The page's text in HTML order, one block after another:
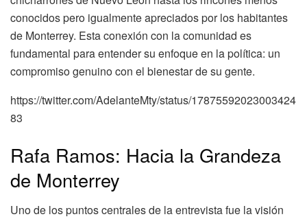
conocidos pero igualmente apreciados por los habitantes
de Monterrey. Esta conexión con la comunidad es
fundamental para entender su enfoque en la política: un
compromiso genuino con el bienestar de su gente.
https://twitter.com/AdelanteMty/status/17875592023003424
83
Rafa Ramos: Hacia la Grandeza
de Monterrey
Uno de los puntos centrales de la entrevista fue la visión